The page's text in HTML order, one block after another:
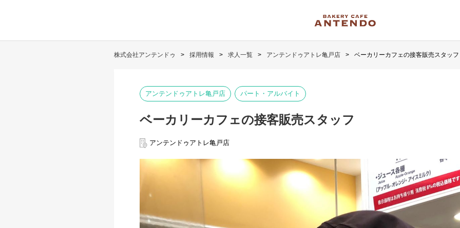
株式会社アンテンドゥ 採用情報 求人一覧 アンテンドゥアトレ亀戸店 ベーカリーカフェの接客販売スタッフ
アンテンドゥアトレ亀戸店 パート・アルバイト
ベーカリーカフェの接客販売スタッフ
アンテンドゥアトレ亀戸店